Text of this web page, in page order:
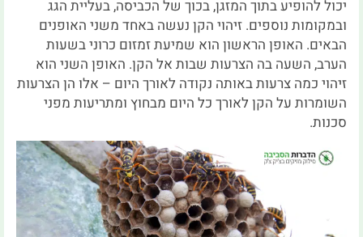
יכול להופיע בתוך המזגן, בכוך של הכביסה, בעליית הגג
ובמקומות נוספים. זיהוי הקן נעשה באחד משני האופנים
הבאים. האופן הראשון הוא שמיעת זמזום כרוני בשעות
הערב, השעה בה הצרעות שבות אל הקן. האופן השני הוא
זיהוי כמה צרעות באותה נקודה לאורך היום – אלו הן הצרעות
השומרות על הקן לאורך כל היום מבחוץ ומתריעות מפני
סכנות.